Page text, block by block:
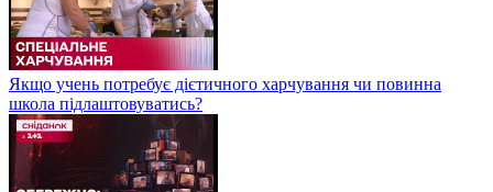
Якщо учень потребує дієтичного харчування чи повинна
школа підлаштовуватись?